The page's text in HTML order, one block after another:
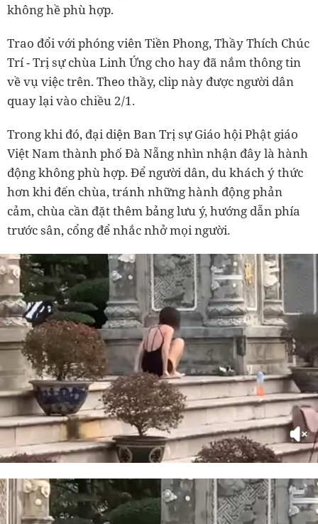
không hề phù hợp.
Trao đổi với phóng viên Tiền Phong, Thầy Thích Chúc
Trí - Trị sự chùa Linh Ứng cho hay đã nắm thông tin
về vụ việc trên. Theo thầy, clip này được người dân
quay lại vào chiều 2/1.
Trong khi đó, đại diện Ban Trị sự Giáo hội Phật giáo
Việt Nam thành phố Đà Nẵng nhìn nhận đây là hành
động không phù hợp. Để người dân, du khách ý thức
hơn khi đến chùa, tránh những hành động phản
cảm, chùa cần đặt thêm bảng lưu ý, hướng dẫn phía
trước sân, cổng để nhắc nhở mọi người.